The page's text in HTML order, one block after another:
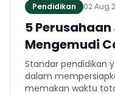
Pendidikan 02 Aug
5
Mengemudi
Jembrana
Standar pendidikan
dalam
memakan waktu